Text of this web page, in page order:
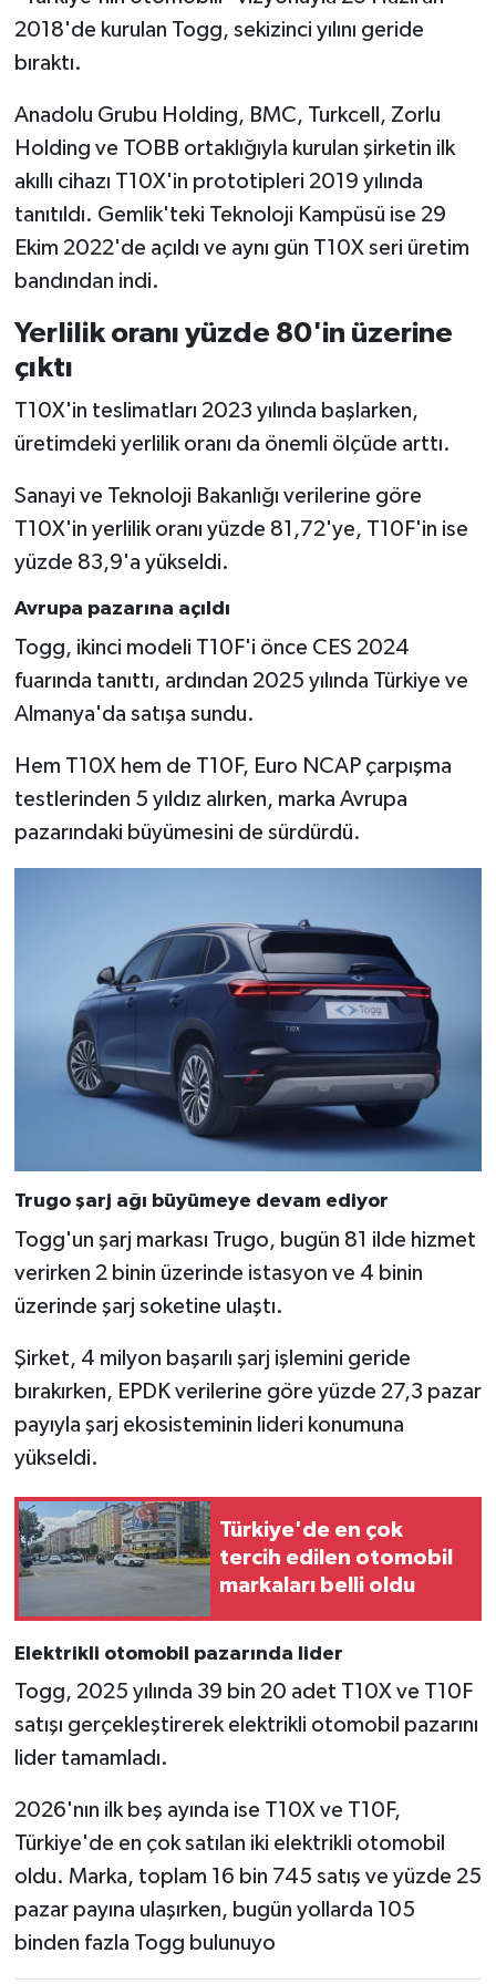
2018'de kurulan Togg, sekizinci yılını geride
bıraktı.
Anadolu Grubu Holding, BMC, Turkcell, Zorlu
Holding ve TOBB ortaklığıyla kurulan şirketin ilk
akıllı cihazı T10X'in prototipleri 2019 yılında
tanıtıldı. Gemlik'teki Teknoloji Kampüsü ise 29
Ekim 2022'de açıldı ve aynı gün T10X seri üretim
bandından indi.
Yerlilik oranı yüzde 80'in üzerine
çıktı
T10X'in teslimatları 2023 yılında başlarken,
üretimdeki yerlilik oranı da önemli ölçüde arttı.
Sanayi ve Teknoloji Bakanlığı verilerine göre
T10X'in yerlilik oranı yüzde 81,72'ye, T10F'in ise
yüzde 83,9'a yükseldi.
Avrupa pazarına açıldı
Togg, ikinci modeli T10F'i önce CES 2024
fuarında tanıttı, ardından 2025 yılında Türkiye ve
Almanya'da satışa sundu.
Hem T10X hem de T10F, Euro NCAP çarpışma
testlerinden 5 yıldız alırken, marka Avrupa
pazarındaki büyümesini de sürdürdü.
Trugo şarj ağı büyümeye devam ediyor
Togg'un şarj markası Trugo, bugün 81 ilde hizmet
verirken 2 binin üzerinde istasyon ve 4 binin
üzerinde şarj soketine ulaştı.
Şirket, 4 milyon başarılı şarj işlemini geride
bırakırken, EPDK verilerine göre yüzde 27,3 pazar
payıyla şarj ekosisteminin lideri konumuna
yükseldi.
Türkiye'de en çok
tercih edilen otomobil
markaları belli oldu
Elektrikli otomobil pazarında lider
Togg, 2025 yılında 39 bin 20 adet T10X ve T10F
satışı gerçekleştirerek elektrikli otomobil pazarını
lider tamamladı.
2026'nın ilk beş ayında ise T10X ve T10F,
Türkiye'de en çok satılan iki elektrikli otomobil
oldu. Marka, toplam 16 bin 745 satış ve yüzde 25
pazar payına ulaşırken, bugün yollarda 105
binden fazla Togg bulunuyo
İlçeler
Köşe Yazıları
Kültür Sanat
Kütahya
Magazin
Otomobil
Politika
Resmi İlan
Rüya Tabirleri
Sağlık
Şaphane
Simav
Spor
Teknoloji
Türkiye
Video Galeri